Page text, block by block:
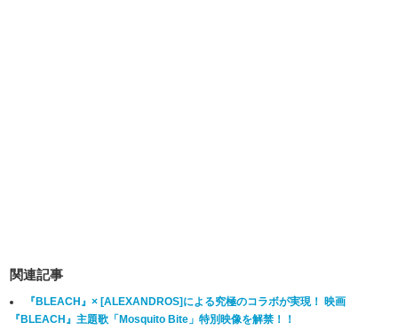
関連記事
​​『BLEACH』× [ALEXANDROS]による究極のコラボが実現！ 映画
『BLEACH』主題歌「Mosquito Bite」特別映像を解禁！！